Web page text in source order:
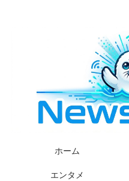
ホーム
エンタメ